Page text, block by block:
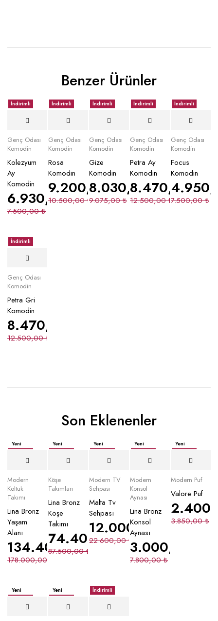
Benzer Ürünler
İndirimli
Genç Odası
Komodin
Kolezyum
Ay
Komodin
7.500,00₺
6.930,00₺
İndirimli
Genç Odası
Komodin
Rosa
Komodin
10.500,00₺
9.200,00₺
İndirimli
Genç Odası
Komodin
Gize
Komodin
9.075,00₺
8.030,00₺
İndirimli
Genç Odası
Komodin
Petra Ay
Komodin
12.500,00₺
8.470,00₺
İndirimli
Genç Odası
Komodin
Focus
Komodin
7.500,00₺
İndirimli
Genç Odası
Komodin
Petra Gri
Komodin
12.500,00₺
8.470,00
Son Eklenenler
Yeni
Modern
Koltuk
Takımı
Lina Bronz
Yaşam
Alanı
178.000,00
134.400,00₺
Yeni
Köşe
Takımları
Lina Bronz
Köşe
Takımı
87.500,00₺
74.400,00₺
Yeni
Modern TV
Sehpası
Malta Tv
Sehpası
22.600,00₺
12.000,00
Yeni
Modern
Konsol
Aynası
Lina Bronz
Konsol
Aynası
7.800,00₺
3.000,00
Yeni
Modern Puf
Valore Puf
3.850,00₺
Yeni
Yeni
İndirimli